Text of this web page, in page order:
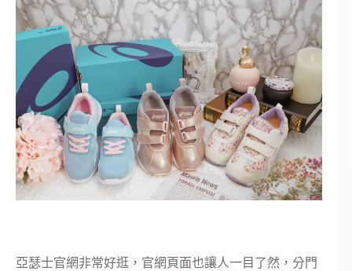
亞瑟士官網非常好逛，官網頁面也讓人一目了然，分門